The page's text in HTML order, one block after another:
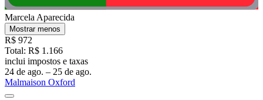
Marcela Aparecida
Mostrar menos
R$ 972
Total: R$ 1.166
inclui impostos e taxas
24 de ago. – 25 de ago.
Malmaison Oxford